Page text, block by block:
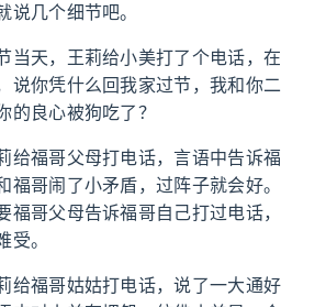
说几个细节吧。
当天，王莉给小美打了个电话，在
说你凭什么回我家过节，我和你二
的良心被狗吃了？
给福哥父母打电话，言语中告诉福
福哥闹了小矛盾，过阵子就会好。
福哥父母告诉福哥自己打过电话，
。
给福哥姑姑打电话，说了一大通好